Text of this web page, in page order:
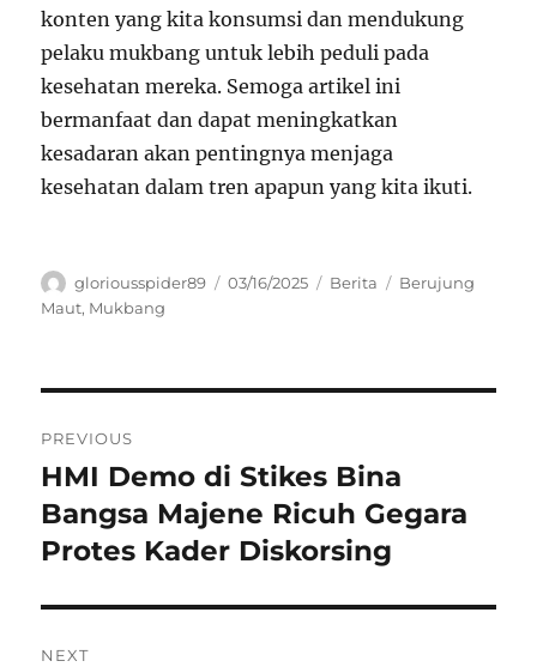
konten yang kita konsumsi dan mendukung
pelaku mukbang untuk lebih peduli pada
kesehatan mereka. Semoga artikel ini
bermanfaat dan dapat meningkatkan
kesadaran akan pentingnya menjaga
kesehatan dalam tren apapun yang kita ikuti.
Author
gloriousspider89
Posted
03/16/2025 Categories
Berita Tags
Berujung
Maut, Mukbang
pos
PREVIOUS
Previous
post:
HMI Demo di Stikes Bina
Bangsa Majene Ricuh Gegara
Protes Kader Diskorsing
NEXT